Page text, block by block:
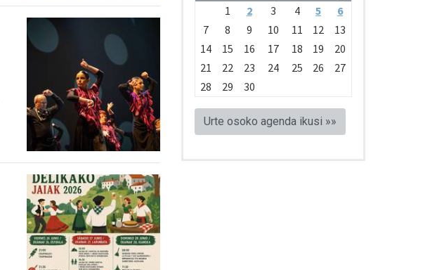
1
2 3 4 5
6
7
8 9 10 11 12
13
14
15 16 17 18 19
20
21
22 23 24 25 26
27
28
29 30
Urte osoko agenda ikusi »»